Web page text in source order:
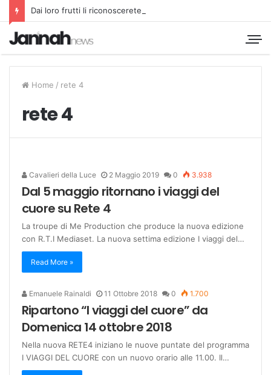
Dai loro frutti li riconoscerete
Home / rete 4
rete 4
Cavalieri della Luce 2 Maggio 2019 0 3.938
Dal 5 maggio ritornano i viaggi del
cuore su Rete 4
La troupe di Me Production che produce la nuova edizione
con R.T.I Mediaset. La nuova settima edizione I viaggi del…
Read More »
Emanuele Rainaldi 11 Ottobre 2018 0 1.700
Ripartono “I viaggi del cuore” da
Domenica 14 ottobre 2018
Nella nuova RETE4 iniziano le nuove puntate del programma
I VIAGGI DEL CUORE con un nuovo orario alle 11.00. Il…